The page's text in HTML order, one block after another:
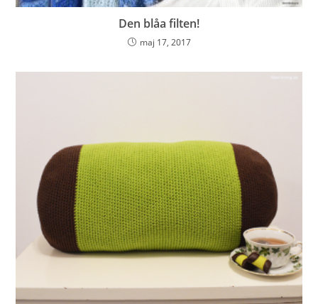
Den blåa filten!
maj 17, 2017